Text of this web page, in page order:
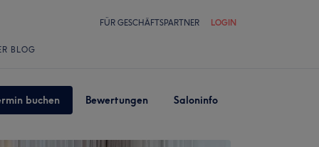
FÜR GESCHÄFTSPARTNER LOGIN
BLOG
buchen Bewertungen Saloninfo